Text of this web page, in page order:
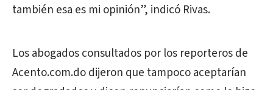
también esa es mi opinión”, indicó Rivas.
Los abogados consultados por los reporteros de
Acento.com.do dijeron que tampoco aceptarían